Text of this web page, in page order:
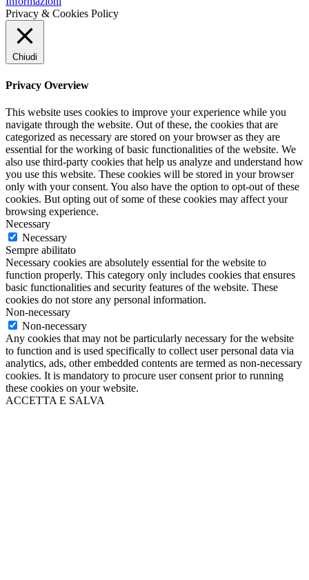
Privacy & Cookies Policy
Chiudi
Privacy Overview
This website uses cookies to improve your experience while you
navigate through the website. Out of these, the cookies that are
categorized as necessary are stored on your browser as they are
essential for the working of basic functionalities of the website. We
also use third-party cookies that help us analyze and understand how
you use this website. These cookies will be stored in your browser
only with your consent. You also have the option to opt-out of these
cookies. But opting out of some of these cookies may affect your
browsing experience.
Necessary
Necessary
Sempre abilitato
Necessary cookies are absolutely essential for the website to
function properly. This category only includes cookies that ensures
basic functionalities and security features of the website. These
cookies do not store any personal information.
Non-necessary
Non-necessary
Any cookies that may not be particularly necessary for the website
to function and is used specifically to collect user personal data via
analytics, ads, other embedded contents are termed as non-necessary
cookies. It is mandatory to procure user consent prior to running
these cookies on your website.
ACCETTA E SALVA